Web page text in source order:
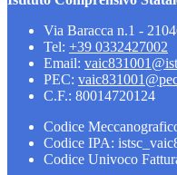
Via Baracca n.1 -
Tel: +39 0332427002
Email:
PEC:
C.F.: 80014720124
Codice
Codice IPA:
Codice Univoco